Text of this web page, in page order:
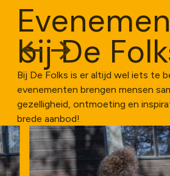
bij De
Bij De Folks is er altijd wel iets te
evenementen brengen mensen
gezelligheid, ontmoeting en
brede aanbod!